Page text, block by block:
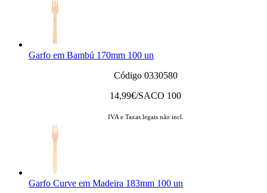
Garfo em Bambú 170mm 100 un
Código 0330580
14,99€/SACO 100
IVA e Taxas legais não incl.
Garfo Curve em Madeira 183mm 100 un